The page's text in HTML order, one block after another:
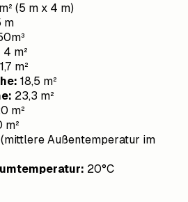
(5 m x 4 m)
m
4 m²
1,7 m²
18,5 m²
23,3 m²
m²
m²
Außentemperatur im
20°C